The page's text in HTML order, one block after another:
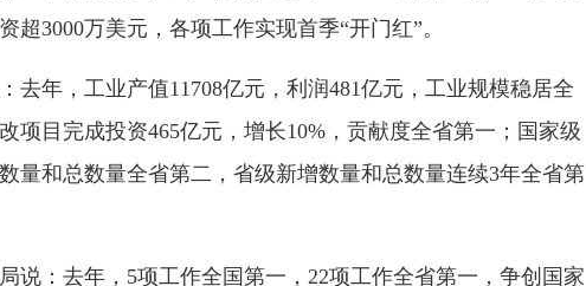
超3000万美元，各项工作实现首季“开门红”。
年，工业产值11708亿元，利润481亿元，工业规模稳居全
项目完成投资465亿元，增长10%，贡献度全省第一；国家级
量和总数量全省第二，省级新增数量和总数量连续3年全省第
：去年，5项工作全国第一，22项工作全省第一，争创国家